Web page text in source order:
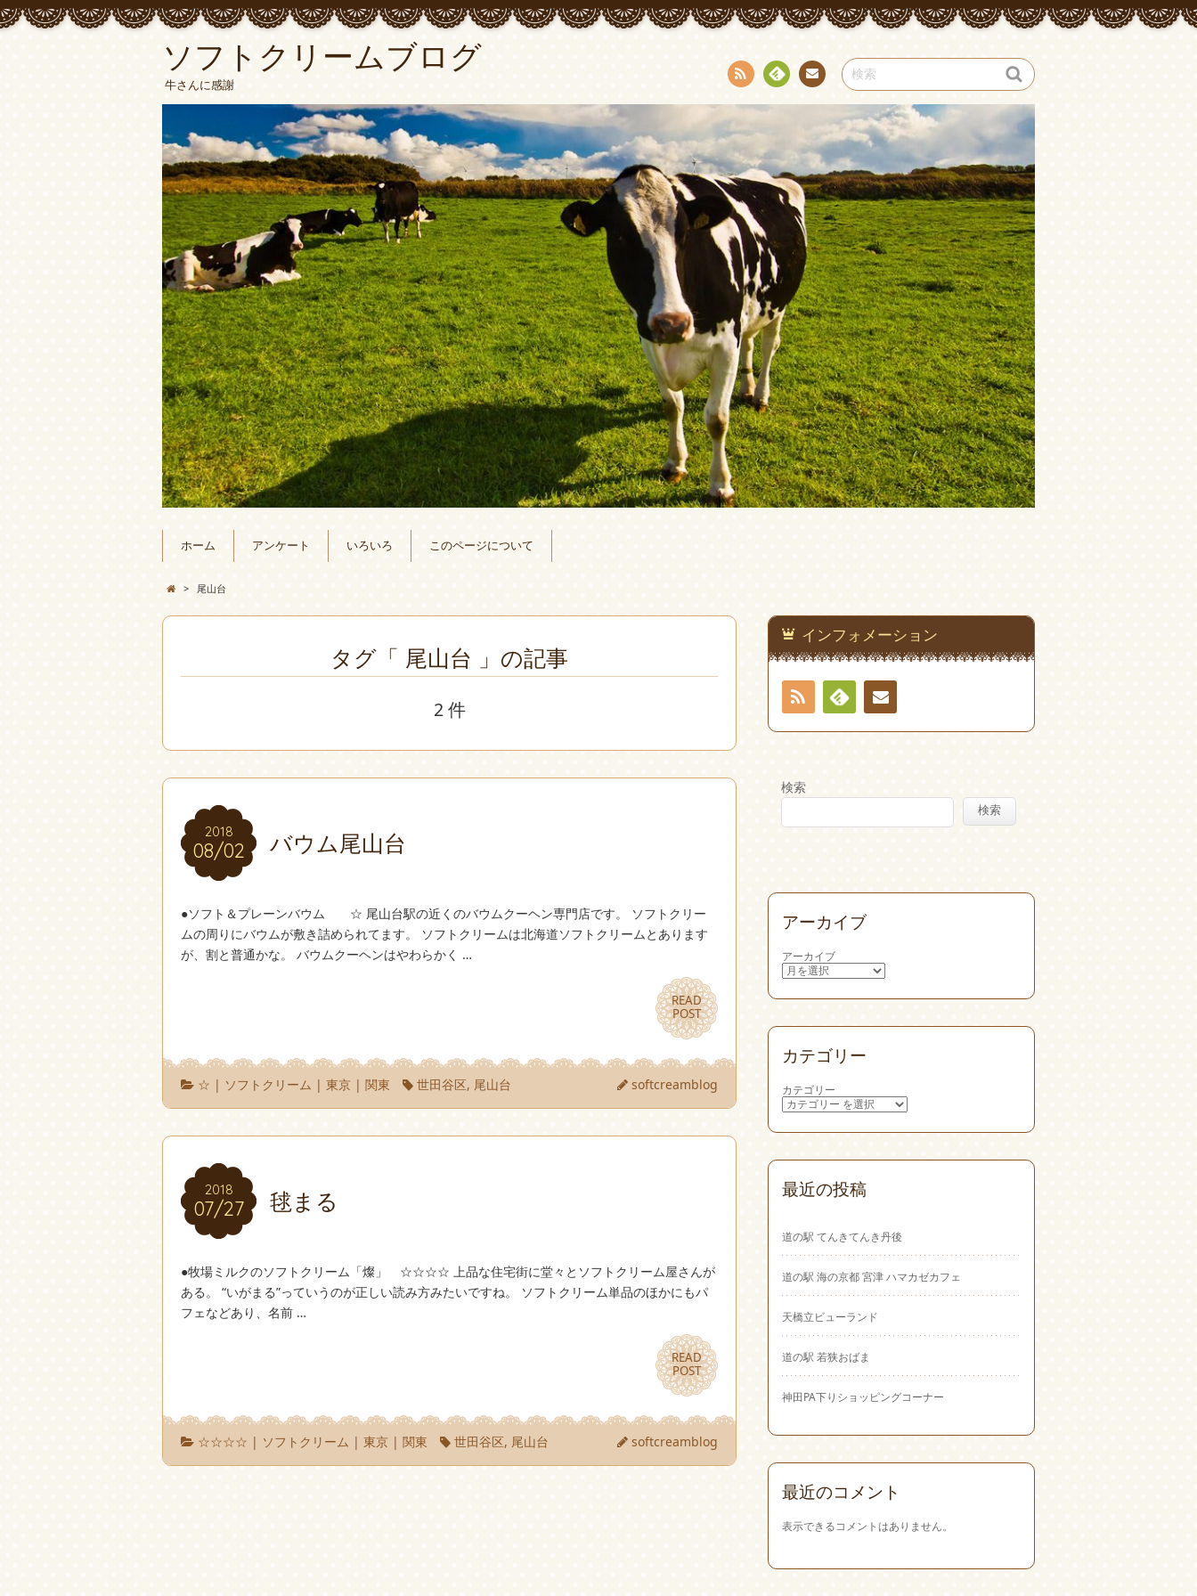
ソフトクリームブログ
牛さんに感謝
RSS Fee
わせ
ホーム アンケート いろいろ このページについて
> 尾山台
タグ「 尾山台 」の記事
2 件
2018
08/02
2018
08/02 バウム尾山台
●ソフト＆プレーンバウム ☆ 尾山台駅の近くのバウムクーヘン専門店です。 ソフトクリー
ムの周りにバウムが敷き詰められてます。 ソフトクリームは北海道ソフトクリームとあります
が、割と普通かな。 バウムクーヘンはやわらかく …
READ
POST
READ
POST
☆ | ソフトクリーム |東京 |関東 世田谷区, 尾山台 softcreamblog
2018
07/27
2018
07/27 毬まる
●牧場ミルクのソフトクリーム「燦」 ☆☆☆☆ 上品な住宅街に堂々とソフトクリーム屋さんが
ある。 “いがまる”っていうのが正しい読み方みたいですね。 ソフトクリーム単品のほかにもパ
フェなどあり、名前 …
READ
POST
READ
POST
☆☆☆☆ | ソフトクリーム |東京 |関東 世田谷区, 尾山台 softcreamblog
インフォメーション
RSS
Feedlyお問
わせ
検索
検索
アーカイブ
アーカイブ
カテゴリー
カテゴリー
最近の投稿
道の駅 てんきてんき丹後
道の駅 海の京都 宮津 ハマカゼカフェ
天橋立ビューランド
道の駅 若狭おばま
神田PA下りショッピングコーナー
最近のコメント
表示できるコメントはありません。